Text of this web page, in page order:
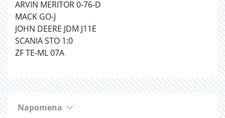
ARVIN MERITOR 0-76-D
MACK GO-J
JOHN DEERE JDM J11E
SCANIA STO 1:0
ZF TE-ML 07A
Napomena